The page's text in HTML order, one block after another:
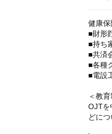
健康
■財形
■持ち
■共済
■各種
■電設
＜教
OJTを
どに